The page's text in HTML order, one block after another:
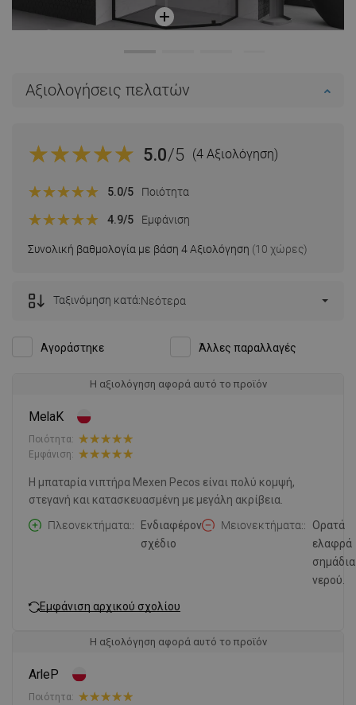
Αξιολογήσεις πελατών
5.0/5 (4 Αξιολόγηση)
Συνολική βαθμολογία με βάση 4 Αξιολόγηση (10 χώρες)
5.0/5 Ποιότητα
4.9/5 Εμφάνιση
Αγοράστηκε Άλλες παραλλαγές
Ταξινόμηση κατά:Νεότερα
Η αξιολόγηση αφορά αυτό το προϊόν
MelaK
Ποιότητα:
Εμφάνιση:
Η μπαταρία νιπτήρα Mexen Pecos είναι πολύ κομψή,
στεγανή και κατασκευασμένη με μεγάλη ακρίβεια.
Πλεονεκτήματα:
Ενδιαφέρον
σχέδιο
Μειονεκτήματα:
Ορατά
ελαφρά
σημάδια
νερού.
Εμφάνιση αρχικού σχολίου
Η αξιολόγηση αφορά αυτό το προϊόν
ArleP
Ποιότητα: